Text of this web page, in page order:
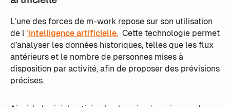
L’une des forces de m-work repose sur son utilisation
de l ’intelligence artificielle. Cette technologie permet
d’analyser les données historiques, telles que les flux
antérieurs et le nombre de personnes mises à
disposition par activité, afin de proposer des prévisions
précises.